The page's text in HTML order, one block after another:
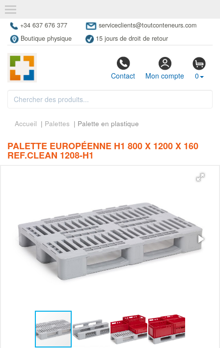
+34 637 676 377
serviceclients@toutconteneurs.com
Boutique physique
15 jours de droit de retour
Contact Mon compte 0
Accueil | Palettes | Palette en plastique
PALETTE EUROPÉENNE H1 800 X 1200 X 160
REF.CLEAN 1208-H1